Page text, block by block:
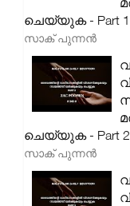
ചെയ്യുക - Part 1
സാക് പുന്നൻ
ചെയ്യുക - Part 2
സാക് പുന്നൻ